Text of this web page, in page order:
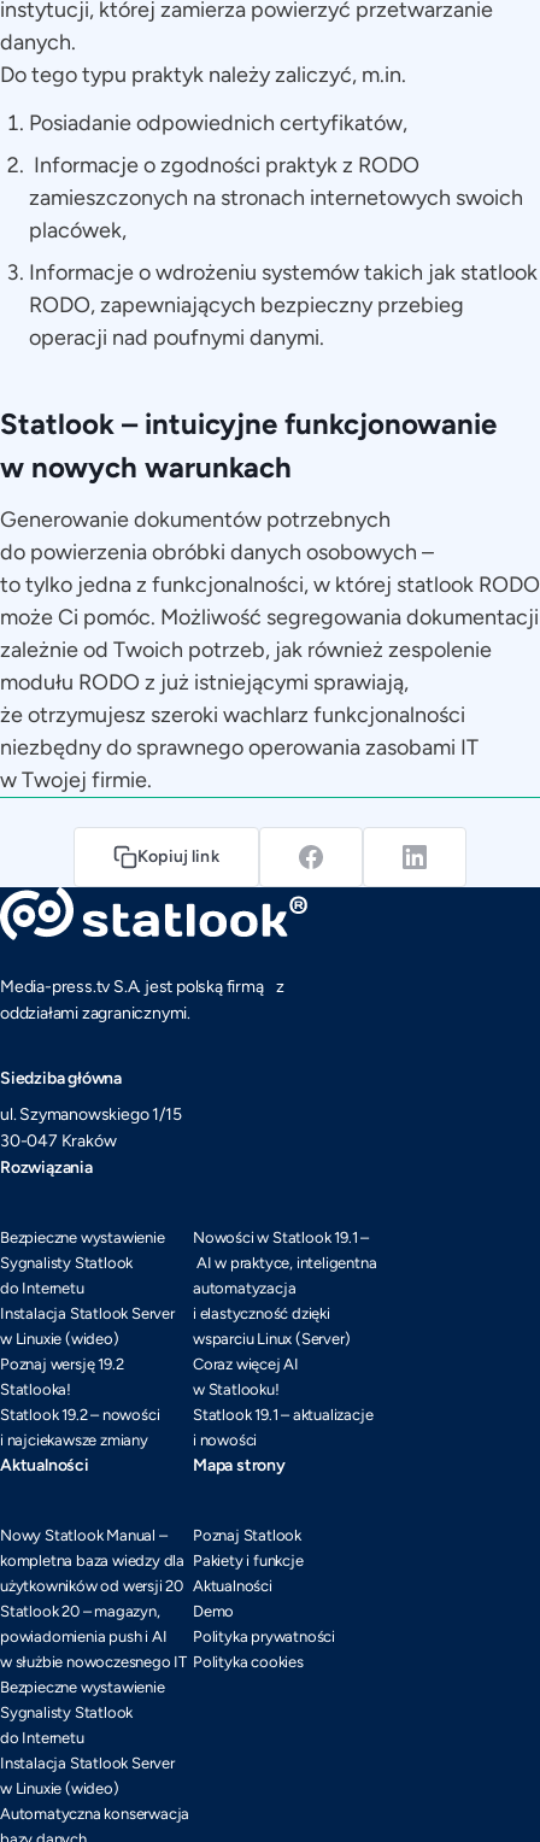
instytucji, której zamierza powierzyć przetwarzanie
danych.
Do tego typu praktyk należy zaliczyć, m.in.
Posiadanie odpowiednich certyfikatów,
Informacje o zgodności praktyk z RODO
zamieszczonych na stronach internetowych swoich
placówek,
Informacje o wdrożeniu systemów takich jak statlook
RODO, zapewniających bezpieczny przebieg
operacji nad poufnymi danymi.
Statlook – intuicyjne funkcjonowanie
w nowych warunkach
Generowanie dokumentów potrzebnych
do powierzenia obróbki danych osobowych –
to tylko jedna z funkcjonalności, w której statlook RODO
może Ci pomóc. Możliwość segregowania dokumentacji
zależnie od Twoich potrzeb, jak również zespolenie
modułu RODO z już istniejącymi sprawiają,
że otrzymujesz szeroki wachlarz funkcjonalności
niezbędny do sprawnego operowania zasobami IT
w Twojej firmie.
Kopiuj link
Media-press.tv S.A. jest polską firmą z
oddziałami zagranicznymi.
Siedziba główna
ul. Szymanowskiego 1/15
30-047 Kraków
Rozwiązania
Bezpieczne wystawienie
Sygnalisty Statlook
do Internetu
Instalacja Statlook Server
w Linuxie (wideo)
Poznaj wersję 19.2
Statlooka!
Statlook 19.2 – nowości
i najciekawsze zmiany
Nowości w Statlook 19.1 –
AI w praktyce, inteligentna
automatyzacja
i elastyczność dzięki
wsparciu Linux (Server)
Coraz więcej AI
w Statlooku!
Statlook 19.1 – aktualizacje
i nowości
Aktualności
Nowy Statlook Manual –
kompletna baza wiedzy dla
użytkowników od wersji 20
Statlook 20 – magazyn,
powiadomienia push i AI
w służbie nowoczesnego IT
Bezpieczne wystawienie
Sygnalisty Statlook
do Internetu
Instalacja Statlook Server
w Linuxie (wideo)
Automatyczna konserwacja
Mapa strony
Poznaj Statlook
Pakiety i funkcje
Aktualności
Demo
Polityka prywatności
Polityka cookies